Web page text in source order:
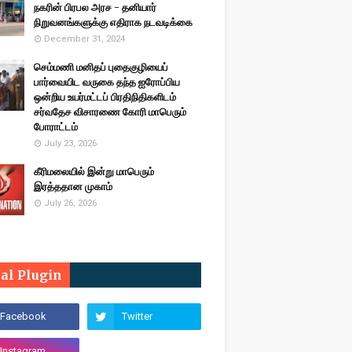
நகரின் பிரபல அரச - தனியார்
நிறுவனங்களுக்கு எதிராக நடவடிக்கை
December 31, 2024
செம்மணி மனிதப் புதைகுழியைப்
பார்வையிட வருகை தந்த ஐரோப்பிய
ஒன்றிய உயர்மட்டப் பிரதிநிதிகளிடம்
சர்வதேச விசாரணை கோரி மாபெரும்
போராட்டம்
July 23, 2026
கீரிமலையில் இன்று மாபெரும்
இரத்ததான முகாம்
July 26, 2026
Plugin